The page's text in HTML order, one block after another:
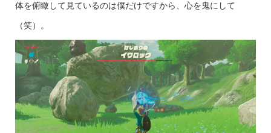
体を俯瞰して見ているのは僕だけですから、心を鬼にして
（笑）。